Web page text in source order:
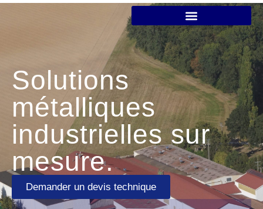
Solutions
métalliques
industrielles sur
mesure.
Demander un devis technique